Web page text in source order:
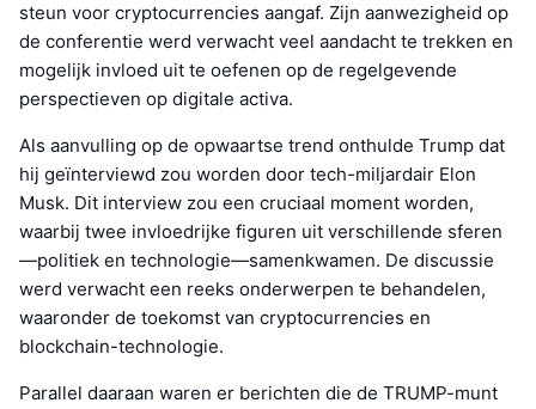
steun voor cryptocurrencies aangaf. Zijn aanwezigheid op
de conferentie werd verwacht veel aandacht te trekken en
mogelijk invloed uit te oefenen op de regelgevende
perspectieven op digitale activa.
Als aanvulling op de opwaartse trend onthulde Trump dat
hij geïnterviewd zou worden door tech-miljardair Elon
Musk. Dit interview zou een cruciaal moment worden,
waarbij twee invloedrijke figuren uit verschillende sferen
—politiek en technologie—samenkwamen. De discussie
werd verwacht een reeks onderwerpen te behandelen,
waaronder de toekomst van cryptocurrencies en
blockchain-technologie.
Parallel daaraan waren er berichten die de TRUMP-munt